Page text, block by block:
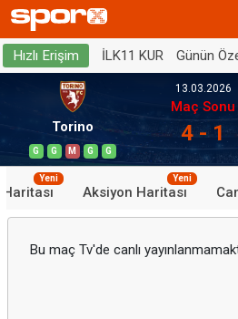
Hızlı Erişim İLK11 KUR Günün
Torino
G G M G G
13.03.2026
Maç Sonu
4 - 1
Haritası
Yeni
Aksiyon Haritası
Yeni
Bu maç Tv'de canlı